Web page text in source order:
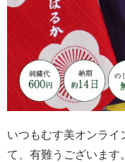
いつもむす美オンライ
て、有難うございます。
その他
簡単「バッグアレ
その他
雨の日
ママ・子育て
旅行
防災
出産
海外の方へ